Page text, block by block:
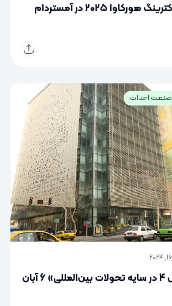
نمایشگاه بین‌المللی کترینگ هورکاوا ۲۰۲۵ در آمستردام
صنعت احداث
سمینار «مدیریت نسل 4 در سایه تحولات بین‌المللی» 6 آبان